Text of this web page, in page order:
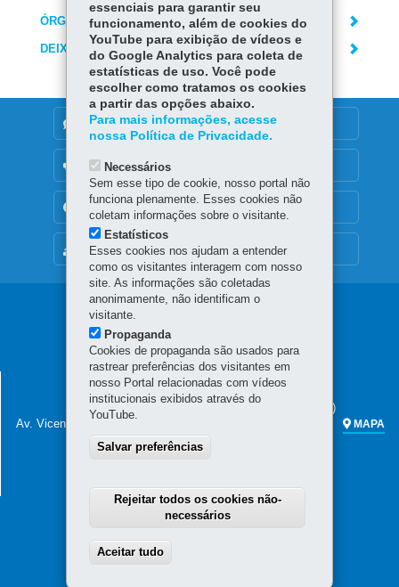
ÓRGÃO RESPONSÁVEL
DEIXE SUA OPINIÃO
MAPA DO SITE
DENUNCIE CORRUPÇÃO
OUVIDORIA
TRANSPARÊNCIA INSTITUCIONAL
Navegação
principal
SECRETARIA DA FAZENDA
Sede administrativa (não há atendimento ao público)
Av. Vicente Machado, 445 - Centro
MAPA
Atendimento telefônico das 7h às 19h
0800 041 1528(apenas fixo)
essenciais para garantir seu
funcionamento, além de cookies do
YouTube para exibição de vídeos e
do Google Analytics para coleta de
estatísticas de uso. Você pode
escolher como tratamos os cookies
a partir das opções abaixo.
Para mais informações, acesse
nossa Política de Privacidade.
Necessários
Sem esse tipo de cookie, nosso portal não
funciona plenamente. Esses cookies não
coletam informações sobre o visitante.
Estatísticos
Esses cookies nos ajudam a entender
como os visitantes interagem com nosso
site. As informações são coletadas
anonimamente, não identificam o
visitante.
Propaganda
Cookies de propaganda são usados para
rastrear preferências dos visitantes em
nosso Portal relacionadas com vídeos
institucionais exibidos através do
YouTube.
Salvar preferências
Rejeitar todos os cookies não-
necessários
Aceitar tudo